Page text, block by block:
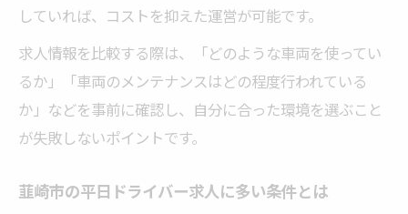
していれば、コストを抑えた運営が可能です。
求人情報を比較する際は、「どのような車両を使ってい
るか」「車両のメンテナンスはどの程度行われている
か」などを事前に確認し、自分に合った環境を選ぶこと
が失敗しないポイントです。
韮崎市の平日ドライバー求人に多い条件とは